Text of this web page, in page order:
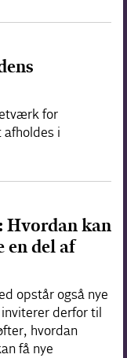
for
i
Hvordan kan
en del af
opstår også nye
derfor til
hvordan
få nye